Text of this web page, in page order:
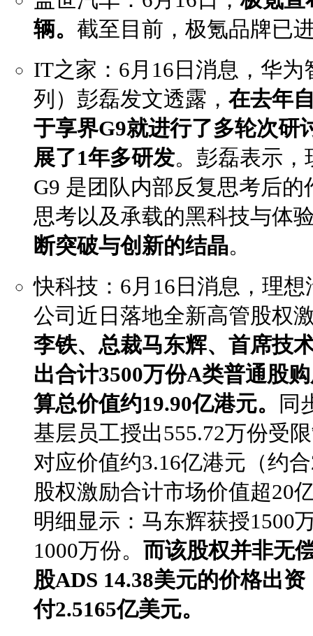
辆。 截至目前，极氪品牌已
IT之家：6月16日消息，华
列）彭磊发文透露， 在去年
于享界G9就进行了多轮次研
展了1年多研发。彭磊表示
G9 是团队内部反复思考后
思考以及承载的黑科技与体
断突破与创新的结晶。
快科技：6月16日消息，理
公司近日落地全新高管股权
李铁、总裁马东辉、首席技
出合计3500万份A类普通股
算总价值约19.90亿港元。
同
基层员工授出555.72万份受
对应价值约3.16亿港元（约
股权激励合计市场价值超20
明细显示：马东辉获授1500
1000万份。 而该股权并非无
股ADS 14.38美元的价格出
付2.5165亿美元。